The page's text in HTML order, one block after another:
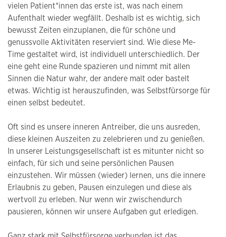
vielen Patient*innen das erste ist, was nach einem
Aufenthalt wieder wegfällt. Deshalb ist es wichtig, sich
bewusst Zeiten einzuplanen, die für schöne und
genussvolle Aktivitäten reserviert sind. Wie diese Me-
Time gestaltet wird, ist individuell unterschiedlich. Der
eine geht eine Runde spazieren und nimmt mit allen
Sinnen die Natur wahr, der andere malt oder bastelt
etwas. Wichtig ist herauszufinden, was Selbstfürsorge für
einen selbst bedeutet.
Oft sind es unsere inneren Antreiber, die uns ausreden,
diese kleinen Auszeiten zu zelebrieren und zu genießen.
In unserer Leistungsgesellschaft ist es mitunter nicht so
einfach, für sich und seine persönlichen Pausen
einzustehen. Wir müssen (wieder) lernen, uns die innere
Erlaubnis zu geben, Pausen einzulegen und diese als
wertvoll zu erleben. Nur wenn wir zwischendurch
pausieren, können wir unsere Aufgaben gut erledigen.